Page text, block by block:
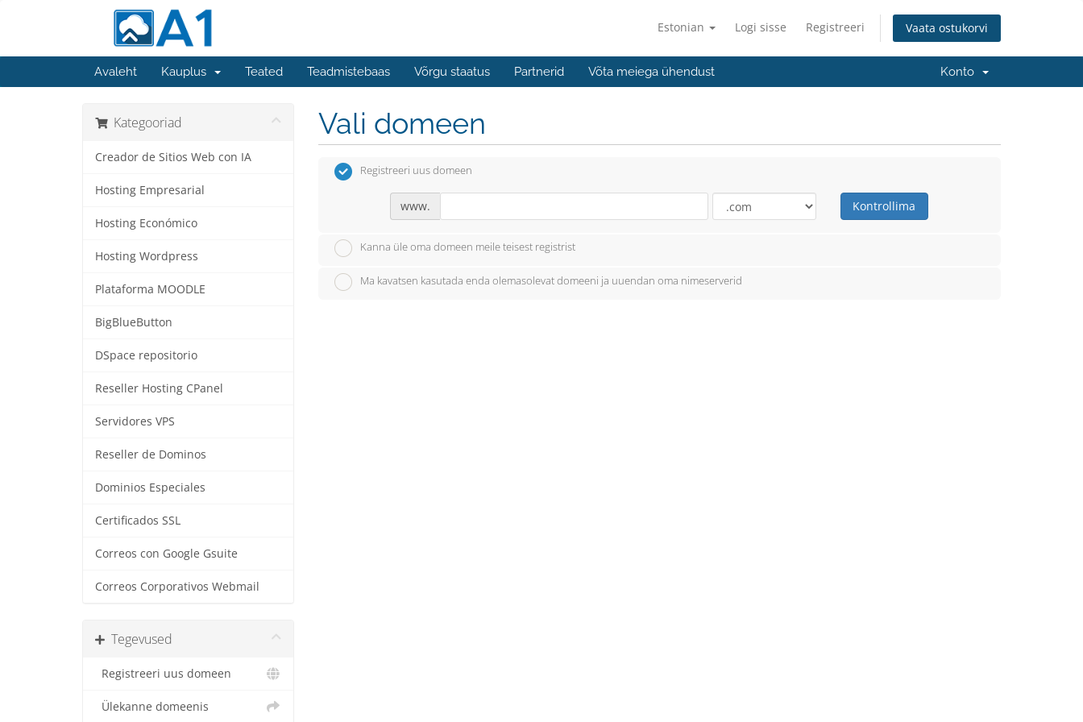
Estonian Logi sisse Registreeri Vaata ostukorvi
Avaleht Kauplus Teated Teadmistebaas Võrgu staatus Partnerid Võta meiega ühendust Konto
Kategooriad
Creador de Sitios Web con IA
Hosting Empresarial
Hosting Económico
Hosting Wordpress
Plataforma MOODLE
BigBlueButton
DSpace repositorio
Reseller Hosting CPanel
Servidores VPS
Reseller de Dominos
Dominios Especiales
Certificados SSL
Correos con Google Gsuite
Correos Corporativos Webmail
Tegevused
Registreeri uus domeen
Ülekanne domeenis
Vali domeen
Registreeri uus domeen
www. Kontrollima
Kanna üle oma domeen meile teisest registrist
Ma kavatsen kasutada enda olemasolevat domeeni ja uuendan oma nimeserverid